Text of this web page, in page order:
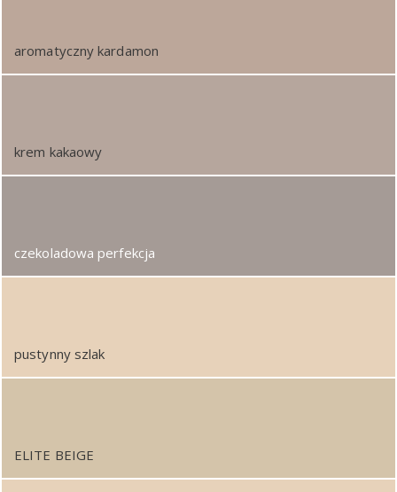
aromatyczny kardamon
krem kakaowy
czekoladowa perfekcja
pustynny szlak
ELITE BEIGE